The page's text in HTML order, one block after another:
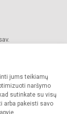
jums teikiamų
naršymo
sutinkate su visų
arba pakeisti savo